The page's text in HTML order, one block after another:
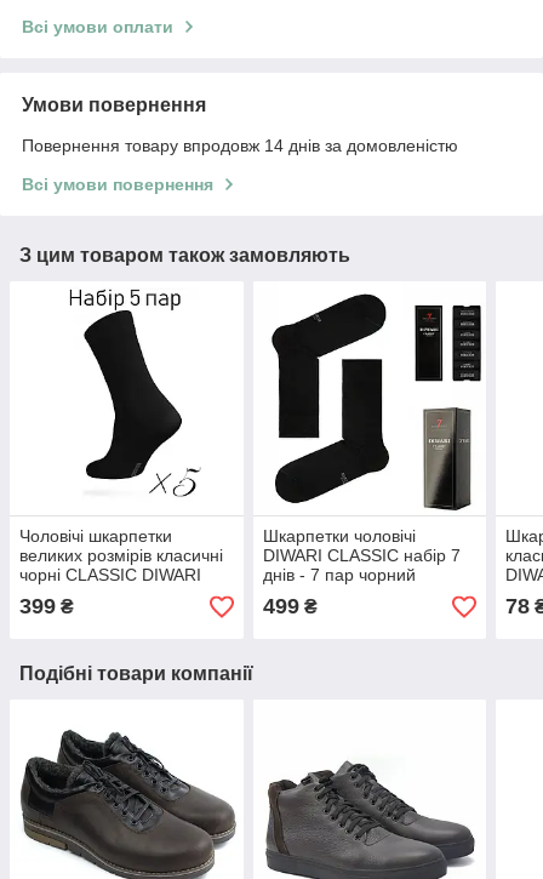
Всі умови оплати
Умови повернення
Повернення товару впродовж 14 днів за домовленістю
Всі умови повернення
З цим товаром також замовляють
Чоловічі шкарпетки
великих розмірів класичні
чорні CLASSIC DIWARI
399 ₴
Шкарпетки чоловічі
DIWARI CLASSIC набір 7
днів - 7 пар чорний
5С-08СП VIP подарунок
для чоловіка
499₴ 78
Подібні товари компанії